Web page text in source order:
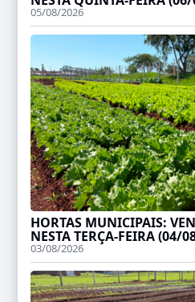
05/08/2026
HORTAS MUNICIPAIS:
NESTA TERÇA-FEIRA (04/
03/08/2026